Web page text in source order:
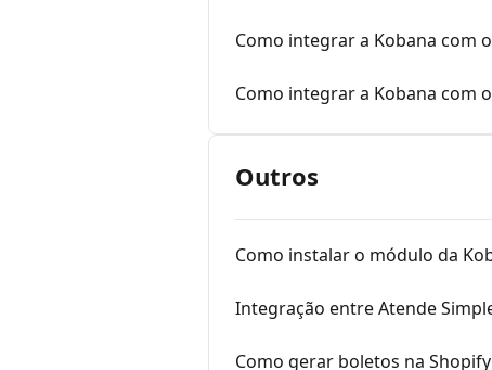
Como integrar a Kobana com
Como integrar a Kobana com
Outros
Como instalar o módulo da
Integração entre Atende
Como gerar boletos na